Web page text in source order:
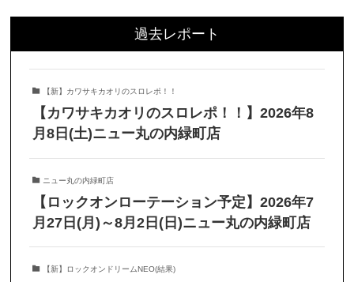
過去レポート
【新】カワサキカオリのスロレポ！！
【カワサキカオリのスロレポ！！】2026年8
月8日(土)ニュー丸の内緑町店
ニュー丸の内緑町店
【ロックオンローテーション予定】2026年7
月27日(月)～8月2日(日)ニュー丸の内緑町店
【新】ロックオンドリームNEO(結果)